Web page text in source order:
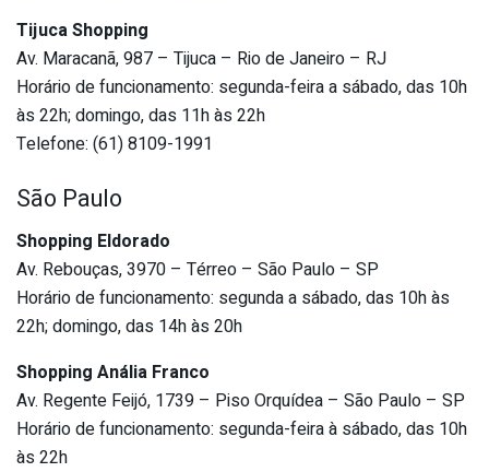
Tijuca Shopping
Av. Maracanã, 987 – Tijuca – Rio de Janeiro – RJ
Horário de funcionamento: segunda-feira a sábado, das 10h
às 22h; domingo, das 11h às 22h
Telefone: (61) 8109-1991
São Paulo
Shopping Eldorado
Av. Rebouças, 3970 – Térreo – São Paulo – SP
Horário de funcionamento: segunda a sábado, das 10h às
22h; domingo, das 14h às 20h
Shopping Anália Franco
Av. Regente Feijó, 1739 – Piso Orquídea – São Paulo – SP
Horário de funcionamento: segunda-feira à sábado, das 10h
às 22h